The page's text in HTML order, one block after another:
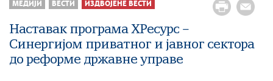
МЕДИЈИ ВЕСТИ ИЗДВОЈЕНЕ ВЕСТИ
Наставак програма ХРесурс –
Синергијом приватног и јавног сектора
до реформе државне управе